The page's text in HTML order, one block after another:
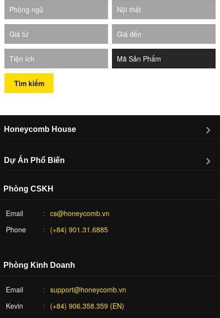
Phòng ngủ Nội thất
Giá từ Giá đến
Tiện ích
Tìm kiếm
Honeycomb House
Dự Án Phổ Biến
Phòng CSKH
Email
cs@honeycomb.vn
Phone
(+84) 901.31.6885
Phòng Kinh Doanh
Email
support@honeycomb.vn
Kevin
(+84) 906.358.359 (EN)